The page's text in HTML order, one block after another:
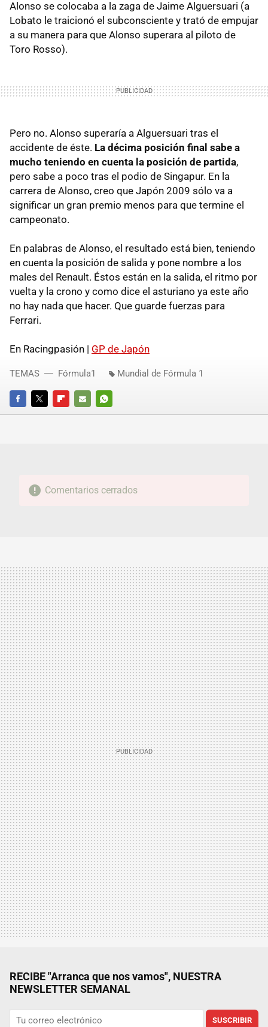
Alonso se colocaba a la zaga de Jaime Alguersuari (a
Lobato le traicionó el subconsciente y trató de empujar
a su manera para que Alonso superara al piloto de
Toro Rosso).
Pero no. Alonso superaría a Alguersuari tras el
accidente de éste. La décima posición final sabe a
mucho teniendo en cuenta la posición de partida,
pero sabe a poco tras el podio de Singapur. En la
carrera de Alonso, creo que Japón 2009 sólo va a
significar un gran premio menos para que termine el
campeonato.
En palabras de Alonso, el resultado está bien, teniendo
en cuenta la posición de salida y pone nombre a los
males del Renault. Éstos están en la salida, el ritmo por
vuelta y la crono y como dice el asturiano ya este año
no hay nada que hacer. Que guarde fuerzas para
Ferrari.
En Racingpasión | GP de Japón
FACEBOOKTWITTERFLIPBOARD
E-
WHATSAPP
TEMAS Fórmula1 Mundial de Fórmula 1
Comentarios cerrados
RECIBE "Arranca que nos vamos", NUESTRA
NEWSLETTER SEMANAL
SUSCRIBIR